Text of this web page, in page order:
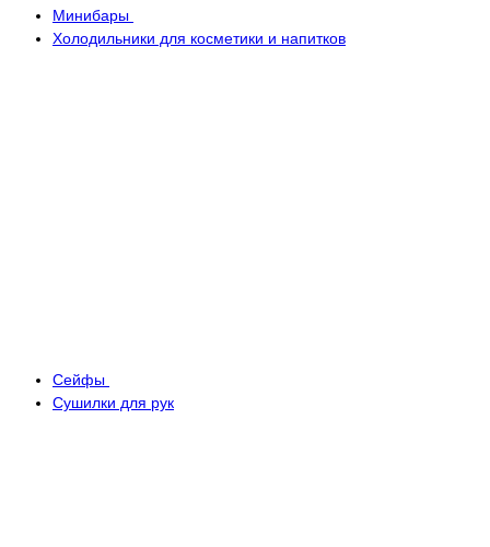
Минибары
Холодильники для косметики и напитков
Сейфы
Сушилки для рук